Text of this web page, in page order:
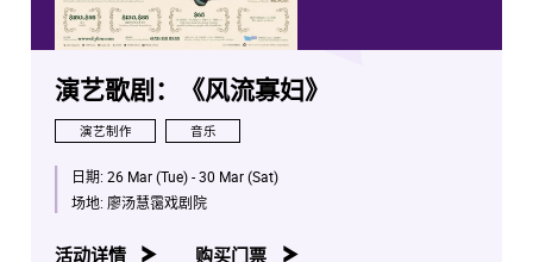
演艺歌剧：《风流寡妇》
演艺制作 音乐
日期: 26 Mar (Tue) - 30 Mar (Sat)
场地: 廖汤慧霭戏剧院
活动详情 购买门票